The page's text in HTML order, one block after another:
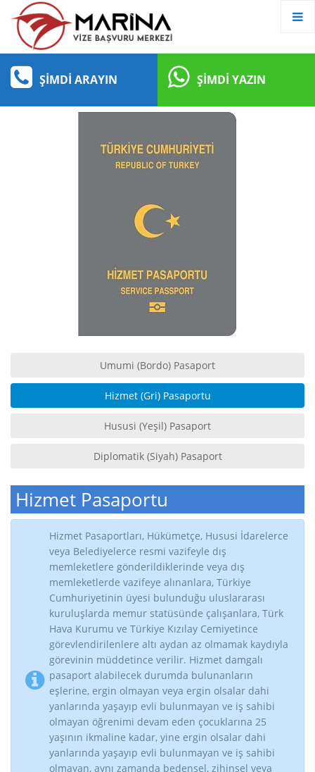
ŞIMDI ARAYIN ŞIMDI YAZIN
Umumi (Bordo) Pasaport
Hizmet (Gri) Pasaportu
Hususi (Yeşil) Pasaport
Diplomatik (Siyah) Pasaport
Hizmet Pasaportu
Hizmet Pasaportları, Hükümetçe, Hususi İdarelerce
veya Belediyelerce resmi vazifeyle dış
memleketlere gönderildiklerinde veya dış
memleketlerde vazifeye alınanlara, Türkiye
Cumhuriyetinin üyesi bulunduğu uluslararası
kuruluşlarda memur statüsünde çalışanlara, Türk
Hava Kurumu ve Türkiye Kızılay Cemiyetince
görevlendirilenlere altı aydan az olmamak kaydıyla
görevinin müddetince verilir. Hizmet damgalı
pasaport alabilecek durumda bulunanların
eşlerine, ergin olmayan veya ergin olsalar dahi
yanlarında yaşayıp evli bulunmayan ve iş sahibi
olmayan öğrenimi devam eden çocuklarına 25
yaşının ikmaline kadar, yine ergin olsalar dahi
yanlarında yaşayıp evli bulunmayan ve iş sahibi
olmayan, aynı zamanda bedensel, zihinsel veya